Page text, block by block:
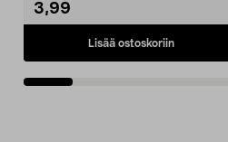
3,99
Lisää ostoskoriin